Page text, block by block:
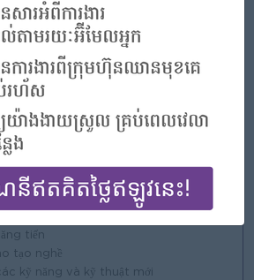
ty tuyệt vời
một đội ngũ chiến thắng
tạo nên sự khác biệt
nghiệp
tiến
tạo nghề
kỹ năng và kỹ thuật mới